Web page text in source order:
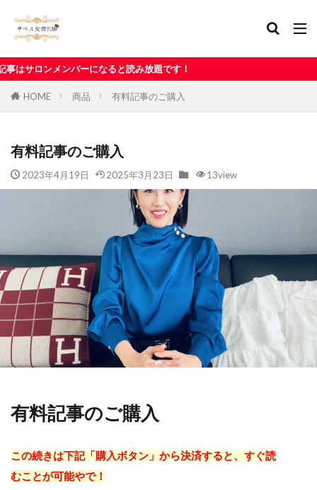
ると読み放題です！
HOME 商品 有料記事のご購入
有料記事のご購入
2023年4月19日 2025年3月23日 13view
有料記事のご購入
この続きは下記「購入ボタン」から決済すると、すぐ読
むことが可能やで！